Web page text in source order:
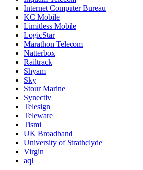
Internet Computer Bureau
KC Mobile
Limitless Mobile
LogicStar
Marathon Telecom
Natterbox
Railtrack
Shyam
Sky
Stour Marine
Synectiv
Telesign
Teleware
Tismi
UK Broadband
University of Strathclyde
Virgin
aql